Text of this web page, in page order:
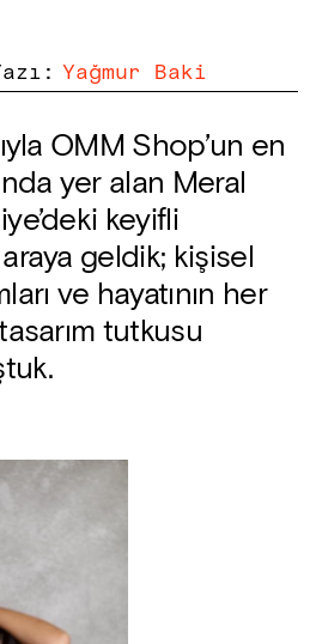
: Yağmur Baki
OMM Shop’un en
yer alan Meral
keyifli
geldik; kişisel
ve hayatının her
tutkusu